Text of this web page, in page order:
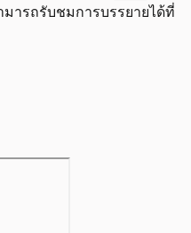
ารถรับชมการบรรยายได้ที่